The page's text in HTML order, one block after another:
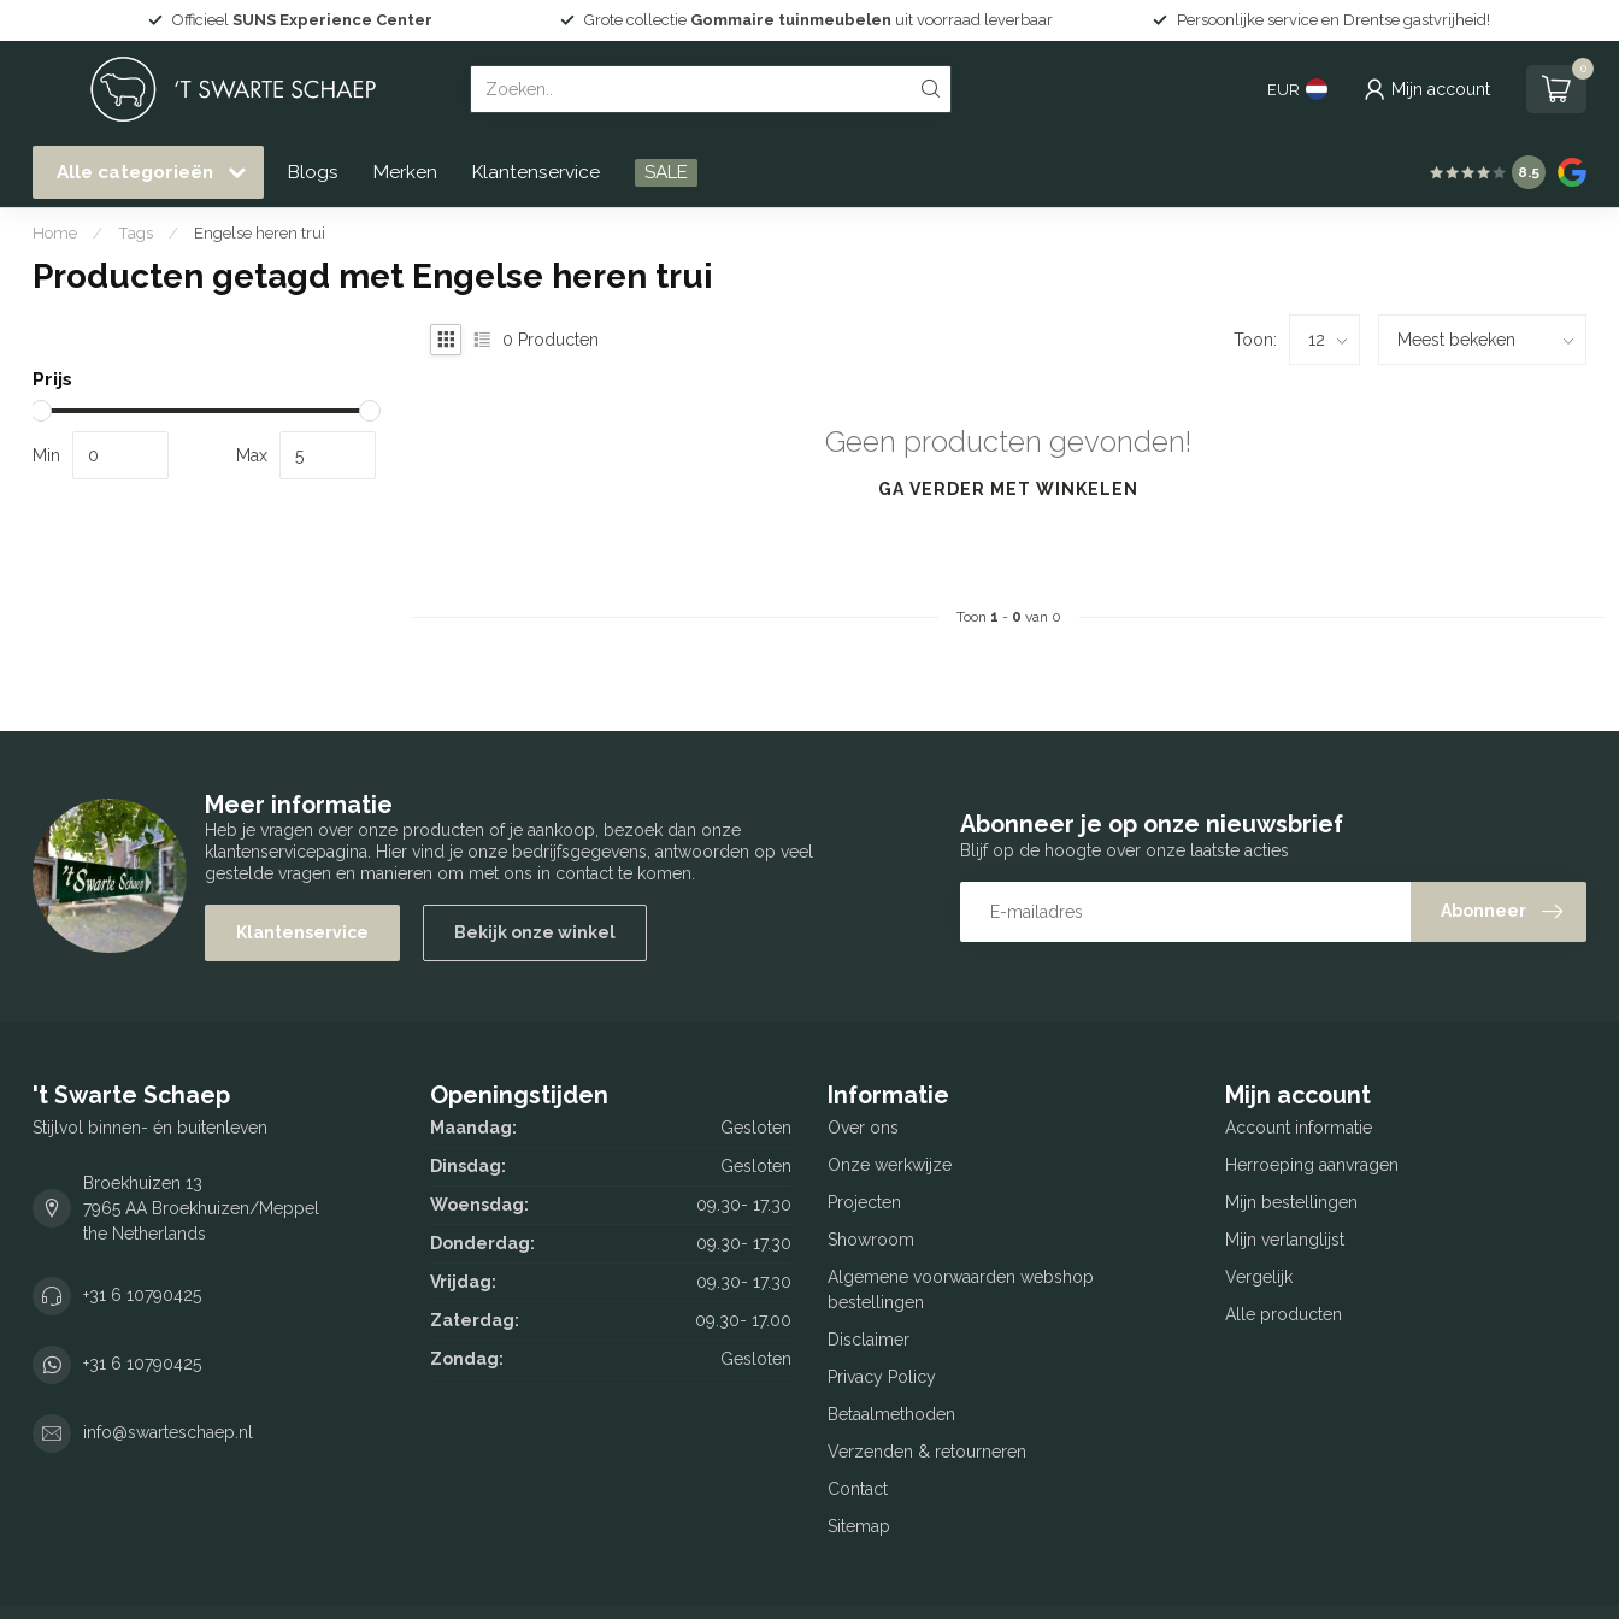
Officieel SUNS Experience Center Grote collectie Gommaire tuinmeubelen uit voorraad leverbaar Persoonlijke service en Drentse gastvrijheid!
EUR Mijn account
0
Alle categorieën Blogs Merken Klantenservice SALE 8.5
Home / Tags / Engelse heren trui
Producten getagd met Engelse heren trui
Prijs
Min Max
0 Producten Toon:
Geen producten gevonden!
GA VERDER MET WINKELEN
Toon 1 - 0 van 0
Meer informatie
Heb je vragen over onze producten of je aankoop, bezoek dan onze
klantenservicepagina. Hier vind je onze bedrijfsgegevens, antwoorden op veel
gestelde vragen en manieren om met ons in contact te komen.
Klantenservice Bekijk onze winkel
Abonneer je op onze nieuwsbrief
Blijf op de hoogte over onze laatste acties
Abonneer
't Swarte Schaep
Stijlvol binnen- én buitenleven
Broekhuizen 13
7965 AA Broekhuizen/Meppel
the Netherlands
+31 6 10790425
+31 6 10790425
info@swarteschaep.nl
Openingstijden
Maandag:
Gesloten
Dinsdag:
Gesloten
Woensdag:
09.30- 17.30
Donderdag:
09.30- 17.30
Vrijdag:
09.30- 17.30
Zaterdag:
09.30- 17.00
Zondag:
Gesloten
Informatie
Over ons
Onze werkwijze
Projecten
Showroom
Algemene voorwaarden webshop
bestellingen
Disclaimer
Privacy Policy
Betaalmethoden
Verzenden & retourneren
Contact
Sitemap
Mijn account
Account informatie
Herroeping aanvragen
Mijn bestellingen
Mijn verlanglijst
Vergelijk
Alle producten